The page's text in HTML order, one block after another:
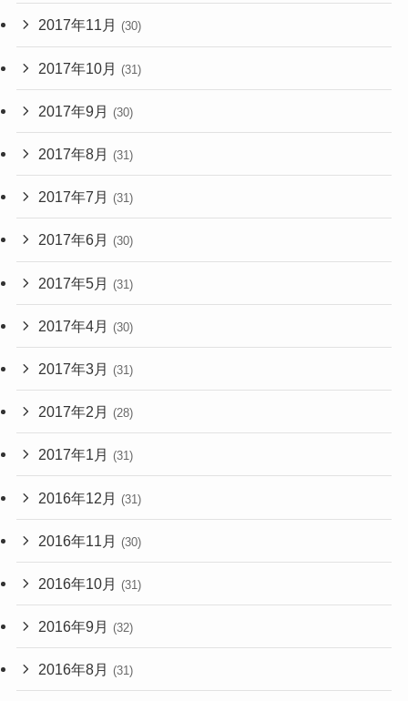
2017年11月 (30)
2017年10月 (31)
2017年9月 (30)
2017年8月 (31)
2017年7月 (31)
2017年6月 (30)
2017年5月 (31)
2017年4月 (30)
2017年3月 (31)
2017年2月 (28)
2017年1月 (31)
2016年12月 (31)
2016年11月 (30)
2016年10月 (31)
2016年9月 (32)
2016年8月 (31)